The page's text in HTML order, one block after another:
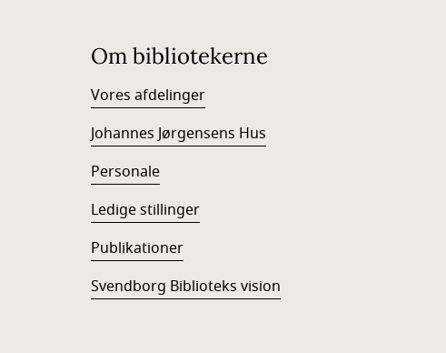
Om bibliotekerne
Vores afdelinger
Johannes Jørgensens Hus
Personale
Ledige stillinger
Publikationer
Svendborg Biblioteks vision